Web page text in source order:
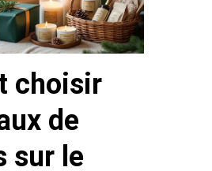
choisir
de
sur le